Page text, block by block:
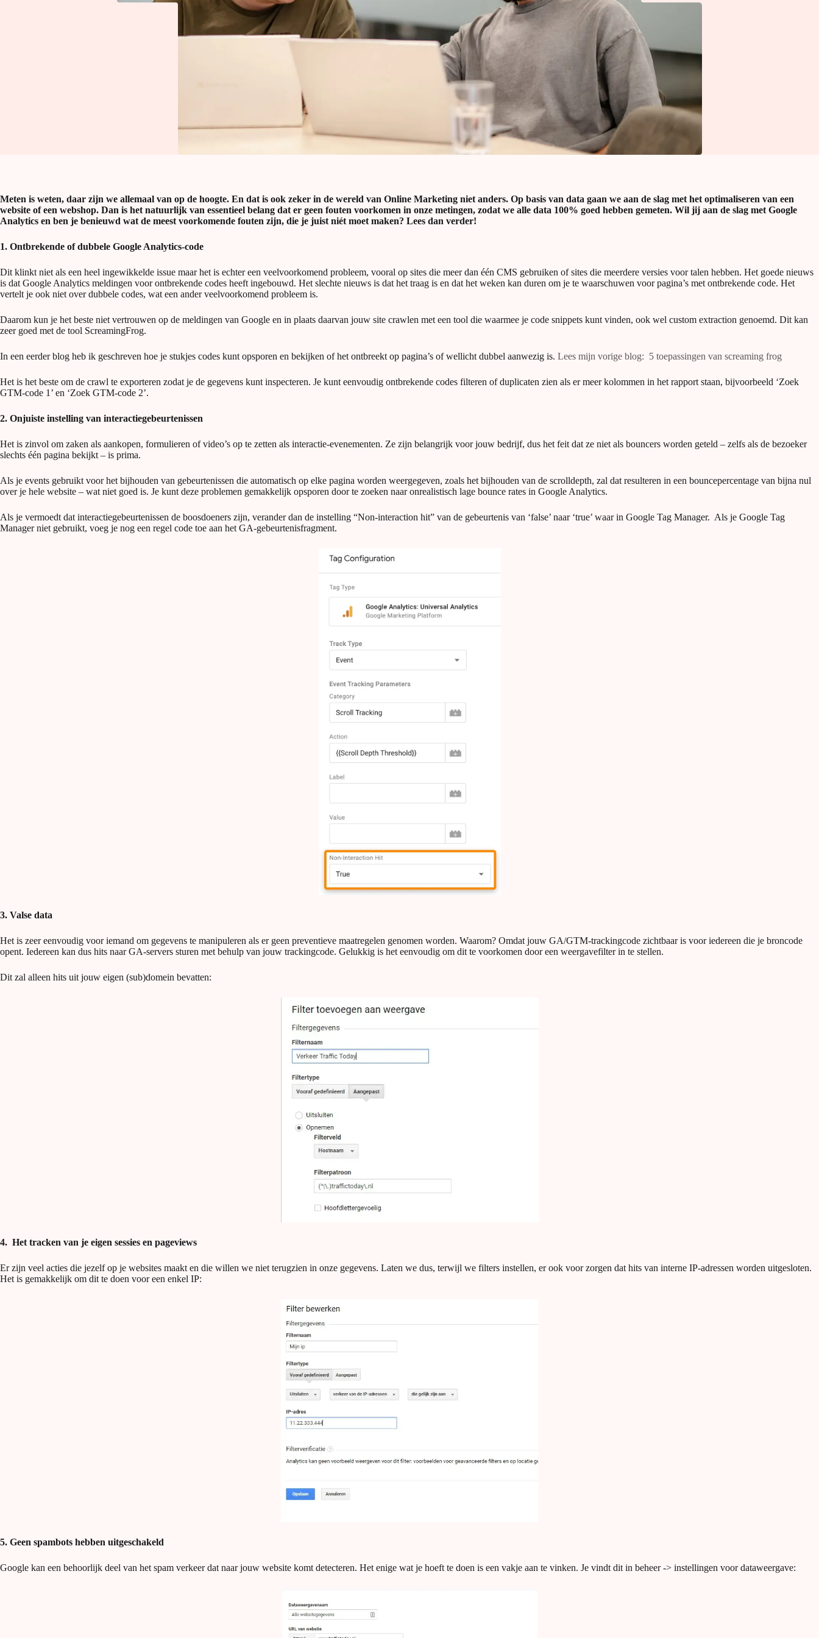
Meten is weten, daar zijn we allemaal van op de hoogte. En dat is ook zeker in de wereld van Online Marketing niet anders. Op basis van data gaan we aan de slag met het optimaliseren van een
website of een webshop. Dan is het natuurlijk van essentieel belang dat er geen fouten voorkomen in onze metingen, zodat we alle data 100% goed hebben gemeten. Wil jij aan de slag met Google
Analytics en ben je benieuwd wat de meest voorkomende fouten zijn, die je juist niét moet maken? Lees dan verder!
1. Ontbrekende of dubbele Google Analytics-code
Dit klinkt niet als een heel ingewikkelde issue maar het is echter een veelvoorkomend probleem, vooral op sites die meer dan één CMS gebruiken of sites die meerdere versies voor talen hebben. Het goede nieuws
is dat Google Analytics meldingen voor ontbrekende codes heeft ingebouwd. Het slechte nieuws is dat het traag is en dat het weken kan duren om je te waarschuwen voor pagina’s met ontbrekende code. Het
vertelt je ook niet over dubbele codes, wat een ander veelvoorkomend probleem is.
Daarom kun je het beste niet vertrouwen op de meldingen van Google en in plaats daarvan jouw site crawlen met een tool die waarmee je code snippets kunt vinden, ook wel custom extraction genoemd. Dit kan
zeer goed met de tool ScreamingFrog.
In een eerder blog heb ik geschreven hoe je stukjes codes kunt opsporen en bekijken of het ontbreekt op pagina’s of wellicht dubbel aanwezig is. Lees mijn vorige blog: 5 toepassingen van screaming frog
Het is het beste om de crawl te exporteren zodat je de gegevens kunt inspecteren. Je kunt eenvoudig ontbrekende codes filteren of duplicaten zien als er meer kolommen in het rapport staan, bijvoorbeeld ‘Zoek
GTM-code 1’ en ‘Zoek GTM-code 2’.
2. Onjuiste instelling van interactiegebeurtenissen
Het is zinvol om zaken als aankopen, formulieren of video’s op te zetten als interactie-evenementen. Ze zijn belangrijk voor jouw bedrijf, dus het feit dat ze niet als bouncers worden geteld – zelfs als de bezoeker
slechts één pagina bekijkt – is prima.
Als je events gebruikt voor het bijhouden van gebeurtenissen die automatisch op elke pagina worden weergegeven, zoals het bijhouden van de scrolldepth, zal dat resulteren in een bouncepercentage van bijna nul
over je hele website – wat niet goed is. Je kunt deze problemen gemakkelijk opsporen door te zoeken naar onrealistisch lage bounce rates in Google Analytics.
Als je vermoedt dat interactiegebeurtenissen de boosdoeners zijn, verander dan de instelling “Non-interaction hit” van de gebeurtenis van ‘false’ naar ‘true’ waar in Google Tag Manager. Als je Google Tag
Manager niet gebruikt, voeg je nog een regel code toe aan het GA-gebeurtenisfragment.
3. Valse data
Het is zeer eenvoudig voor iemand om gegevens te manipuleren als er geen preventieve maatregelen genomen worden. Waarom? Omdat jouw GA/GTM-trackingcode zichtbaar is voor iedereen die je broncode
opent. Iedereen kan dus hits naar GA-servers sturen met behulp van jouw trackingcode. Gelukkig is het eenvoudig om dit te voorkomen door een weergavefilter in te stellen.
Dit zal alleen hits uit jouw eigen (sub)domein bevatten:
4. Het tracken van je eigen sessies en pageviews
Er zijn veel acties die jezelf op je websites maakt en die willen we niet terugzien in onze gegevens. Laten we dus, terwijl we filters instellen, er ook voor zorgen dat hits van interne IP-adressen worden uitgesloten.
Het is gemakkelijk om dit te doen voor een enkel IP:
5. Geen spambots hebben uitgeschakeld
Google kan een behoorlijk deel van het spam verkeer dat naar jouw website komt detecteren. Het enige wat je hoeft te doen is een vakje aan te vinken. Je vindt dit in beheer -> instellingen voor dataweergave: